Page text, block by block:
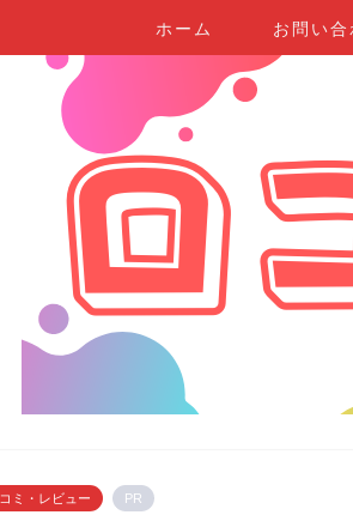
ホーム お問い合
ミ・レビュー PR